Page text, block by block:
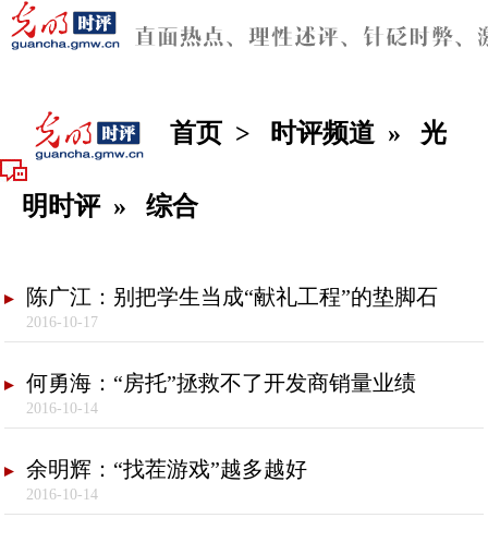
首页 > 时评频道 » 光
明时评 » 综合
陈广江：别把学生当成“献礼工程”的垫脚石
2016-10-17
何勇海：“房托”拯救不了开发商销量业绩
2016-10-14
余明辉：“找茬游戏”越多越好
2016-10-14